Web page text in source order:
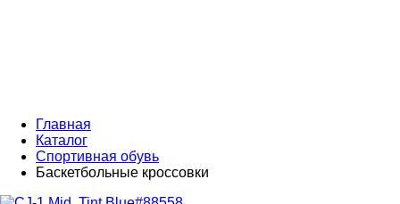
Главная
Каталог
Спортивная обувь
Баскетбольные кроссовки